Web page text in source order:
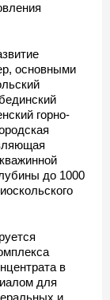
основными
горно-
до 1000
в
для
и